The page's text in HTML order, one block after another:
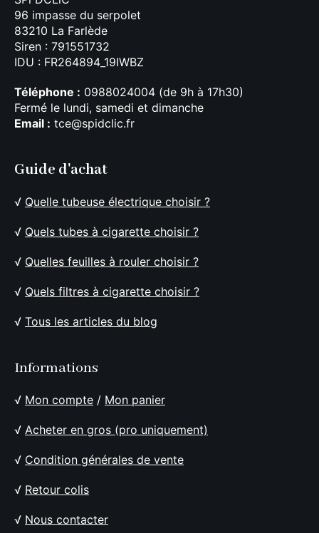
96 impasse du serpolet
83210 La Farlède
Siren : 791551732
IDU : FR264894_19IWBZ
Téléphone : 0988024004 (de 9h à 17h30)
Fermé le lundi, samedi et dimanche
Email : tce@spidclic.fr
Guide d'achat
√ Quelle tubeuse électrique choisir ?
√ Quels tubes à cigarette choisir ?
√ Quelles feuilles à rouler choisir ?
√ Quels filtres à cigarette choisir ?
√ Tous les articles du blog
Informations
√ Mon compte / Mon panier
√ Acheter en gros (pro uniquement)
√ Condition générales de vente
√ Retour colis
√ Nous contacter